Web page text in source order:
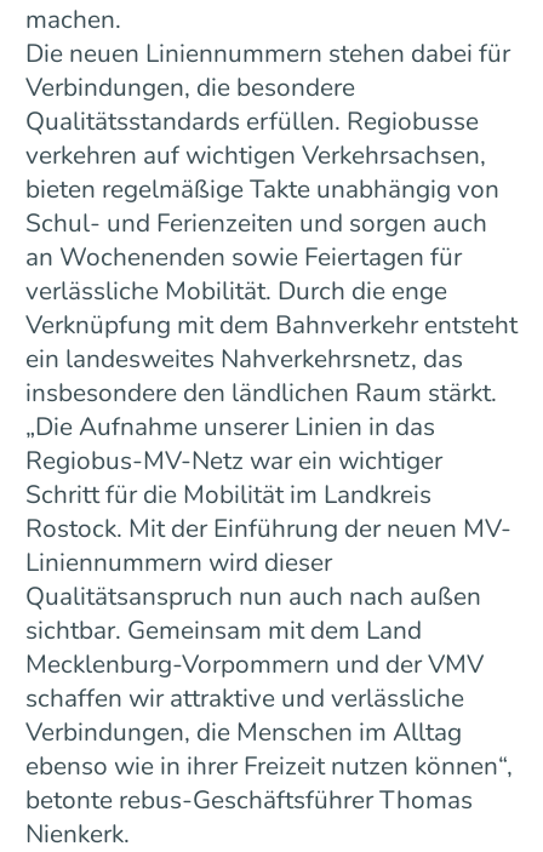
machen.
Die neuen Liniennummern stehen dabei für
Verbindungen, die besondere
Qualitätsstandards erfüllen. Regiobusse
verkehren auf wichtigen Verkehrsachsen,
bieten regelmäßige Takte unabhängig von
Schul- und Ferienzeiten und sorgen auch
an Wochenenden sowie Feiertagen für
verlässliche Mobilität. Durch die enge
Verknüpfung mit dem Bahnverkehr entsteht
ein landesweites Nahverkehrsnetz, das
insbesondere den ländlichen Raum stärkt.
„Die Aufnahme unserer Linien in das
Regiobus-MV-Netz war ein wichtiger
Schritt für die Mobilität im Landkreis
Rostock. Mit der Einführung der neuen MV-
Liniennummern wird dieser
Qualitätsanspruch nun auch nach außen
sichtbar. Gemeinsam mit dem Land
Mecklenburg-Vorpommern und der VMV
schaffen wir attraktive und verlässliche
Verbindungen, die Menschen im Alltag
ebenso wie in ihrer Freizeit nutzen können“,
betonte rebus-Geschäftsführer Thomas
Nienkerk.